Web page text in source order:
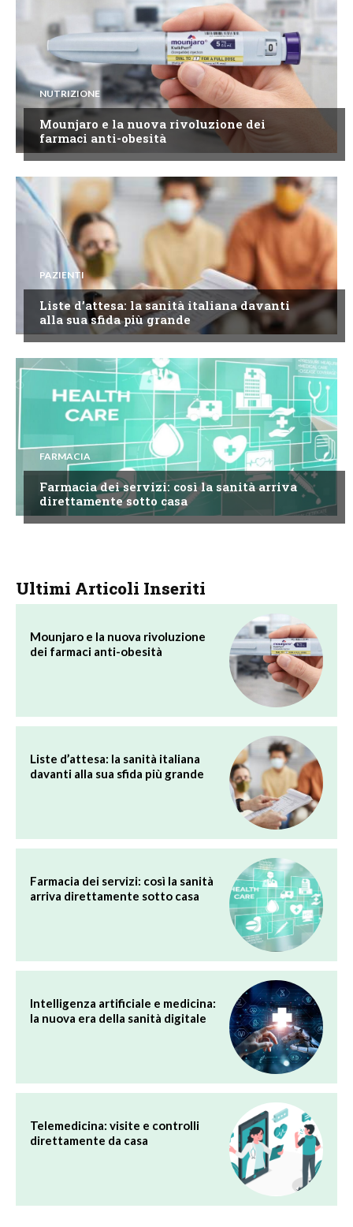
NUTRIZIONE
Mounjaro e la nuova rivoluzione dei
farmaci anti-obesità
PAZIENTI
Liste d’attesa: la sanità italiana davanti
alla sua sfida più grande
FARMACIA
Farmacia dei servizi: così la sanità arriva
direttamente sotto casa
Ultimi Articoli Inseriti
Mounjaro e la nuova rivoluzione
dei farmaci anti-obesità
Liste d’attesa: la sanità italiana
davanti alla sua sfida più grande
Farmacia dei servizi: così la sanità
arriva direttamente sotto casa
Intelligenza artificiale e medicina:
la nuova era della sanità digitale
Telemedicina: visite e controlli
direttamente da casa